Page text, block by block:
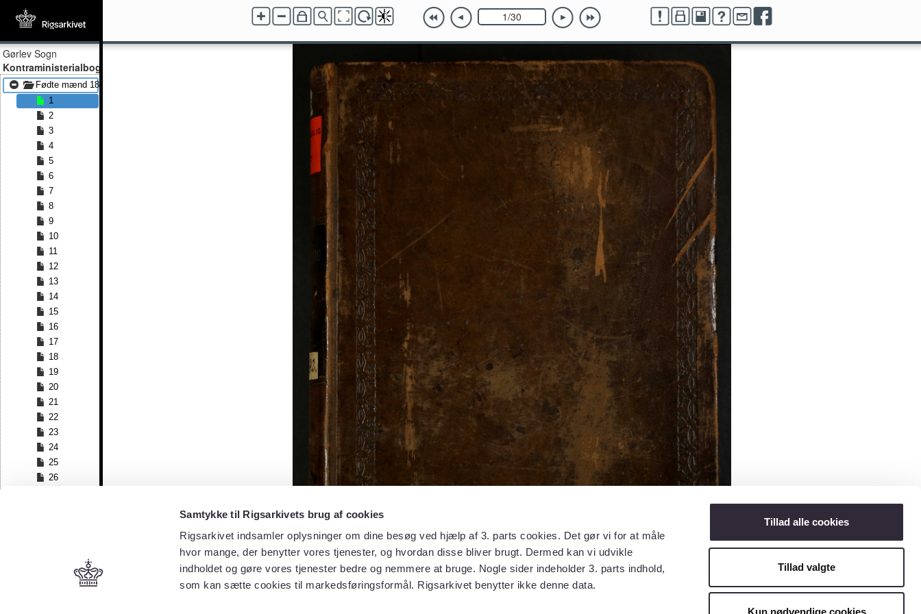
Samtykke til Rigsarkivets brug af cookies
Rigsarkivet indsamler oplysninger om dine besøg ved hjælp af 3. parts cookies. Det gør vi for at måle
hvor mange, der benytter vores tjenester, og hvordan disse bliver brugt. Dermed kan vi udvikle
indholdet og gøre vores tjenester bedre og nemmere at bruge. Nogle sider indeholder 3. parts indhold,
som kan sætte cookies til markedsføringsformål. Rigsarkivet benytter ikke denne data.
Tillad alle cookies
Tillad valgte
Kun nødvendige cookies
Gørlev Sogn
Kontraministerialbog
Fødte mænd 1878 - Fødte mænd 1891
1
2
3
4
5
6
7
8
9
10
11
12
13
14
15
16
17
18
19
20
21
22
23
24
25
26